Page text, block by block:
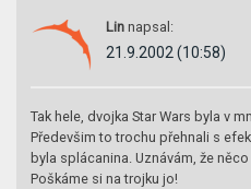
Lin napsal:
21.9.2002 (10:58)
Tak hele, dvojka Star Wars byla v
Předevšim to trochu přehnali s
byla splácanina. Uznávám, že
Poškáme si na trojku jo!